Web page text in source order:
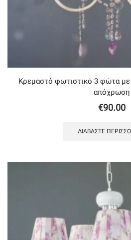
Κρεμαστό φωτιστικό 3 φώτα
απόχρωση
€90.00
ΔΙΑΒΆΣΤΕ